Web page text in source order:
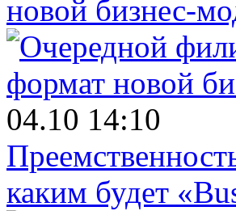
новой бизнес-
04.10 14:10
каким будет